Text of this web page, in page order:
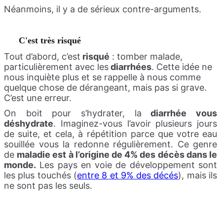
Néanmoins, il y a de sérieux contre-arguments.
C'est très risqué
Tout d’abord, c’est risqué : tomber malade,
particulièrement avec lesdiarrhées. Cette idée ne
nous inquiète plus et se rappelle à nous comme
quelque chose de dérangeant, mais pas si grave.
C’est une erreur.
On boit pour s’hydrater, la diarrhée vous
déshydrate. Imaginez-vous l’avoir plusieurs jours
de suite, et cela, à répétition parce que votre eau
souillée vous la redonne régulièrement. Ce genre
de maladie est à l’origine de 4% des décès dans le
monde. Les pays en voie de développement sont
les plus touchés (entre 8 et 9% des décés), mais ils
ne sont pas les seuls.